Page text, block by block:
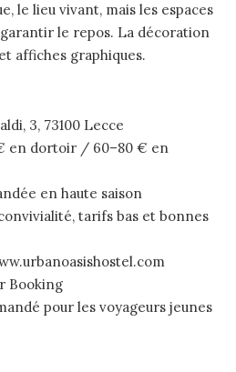
le lieu vivant, mais les espaces
le repos. La décoration
affiches graphiques.
3, 73100 Lecce
en dortoir / 60–80 € en
en haute saison
tarifs bas et bonnes
Booking
pour les voyageurs jeunes